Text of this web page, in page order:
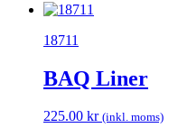
18711
BAQ Liner
225.00 kr (inkl. moms)